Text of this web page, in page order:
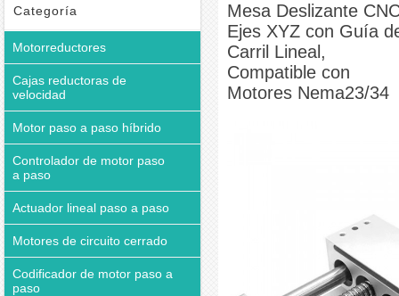
Motores Nema23/34
Categoría
Motorreductores
Cajas reductoras de
velocidad
Motor paso a paso híbrido
Controlador de motor paso
a paso
Actuador lineal paso a paso
Motores de circuito cerrado
Codificador de motor paso a
paso
Mesa Deslizante
Ejes XYZ con Guía
Carril Lineal,
Compatible con
Motores Nema23/34